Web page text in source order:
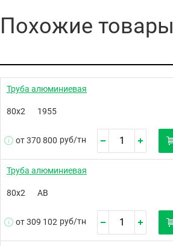
Похожие товары
Труба алюминиевая
80х2 1955
от 370 800 руб/тн
Труба алюминиевая
80х2 АВ
от 309 102 руб/тн